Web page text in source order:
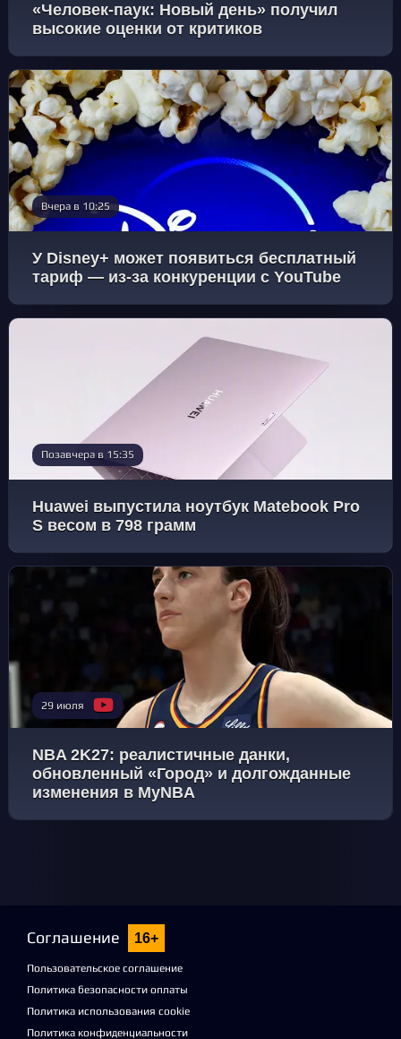
«Человек-паук: Новый день» получил
высокие оценки от критиков
Вчера в 10:25
У Disney+ может появиться бесплатный
тариф — из-за конкуренции с YouTube
Позавчера в 15:35
Huawei выпустила ноутбук Matebook Pro
S весом в 798 грамм
29 июля
NBA 2K27: реалистичные данки,
обновленный «Город» и долгожданные
изменения в MyNBA
Соглашение 16+
Пользовательское соглашение
Политика безопасности оплаты
Политика использования cookie
Политика конфиденциальности